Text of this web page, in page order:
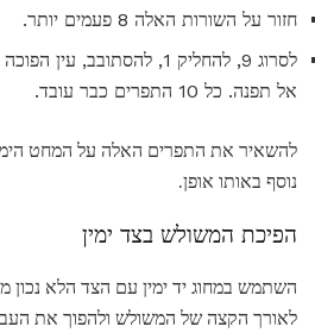
חזור על השורות האלה 8 פעמים יותר.
אל תפנה. כל 10 התפרים כבר עובד.
להשאיר את התפרים האלה על המחט
נוסף באותו אופן.
הפיכת המשולש בצד ימין
לאורך הקצה של המשולש ולהפוך את